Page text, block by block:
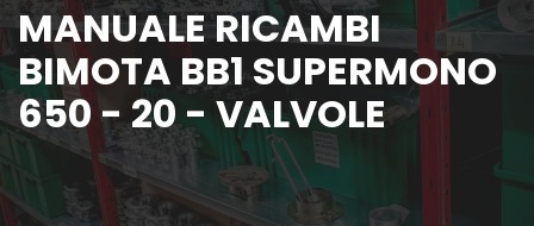
MANUALE RICAMBI
BIMOTA BB1 SUPERMONO
650 - 20 - VALVOLE